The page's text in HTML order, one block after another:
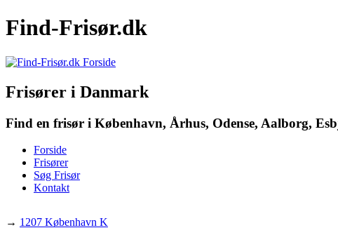
Find-Frisør.dk
Frisører i Danmark
Find en frisør i København, Århus, Odense, Aalborg,
Forside
Frisører
Søg Frisør
Kontakt
→ 1207 København K